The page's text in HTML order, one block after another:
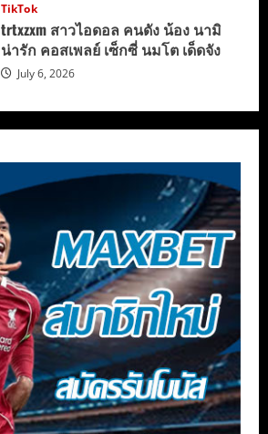
TikTok
trtxzxm สาวไอดอล คนดัง น้อง นามิ
น่ารัก คอสเพลย์ เซ็กซี่ นมโต เด็ดจัง
July 6, 2026